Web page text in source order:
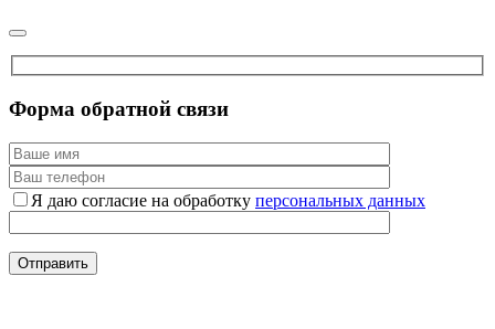
Форма обратной связи
Я даю согласие на обработку персональных данных